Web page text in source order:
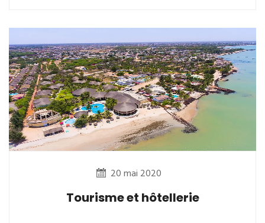
20 mai 2020
Tourisme et hôtellerie